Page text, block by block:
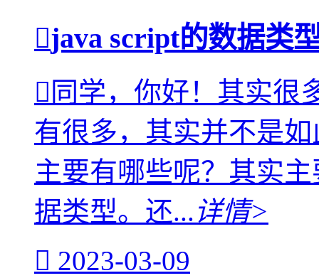
java script的数据类
同学，你好！其实很
有很多，其实并不是
主要有哪些呢？其实
据类型。还...详情>
2023-03-09